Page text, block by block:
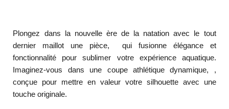
Plongez dans la nouvelle ère de la natation avec le tout
dernier maillot une pièce, qui fusionne élégance et
fonctionnalité pour sublimer votre expérience aquatique.
Imaginez-vous dans une coupe athlétique dynamique, ,
conçue pour mettre en valeur votre silhouette avec une
touche originale.